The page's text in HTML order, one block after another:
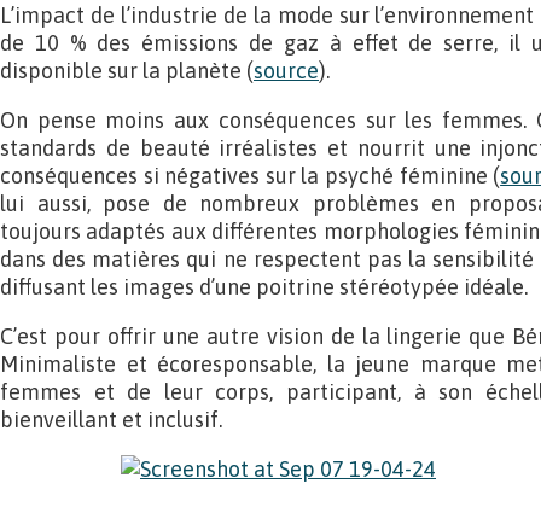
L’impact de l’industrie de la mode sur
de 10 % des émissions de gaz à effet de serre, il
disponible sur la planète (source).
On pense moins aux conséquences sur les
standards de beauté irréalistes et nourrit une
conséquences si négatives sur la psyché féminine (
lui aussi, pose de nombreux problèmes en
toujours adaptés aux différentes morphologies
dans des matières qui ne respectent pas la
diffusant les images d’une poitrine stéréotypée idéale.
C’est pour offrir une autre vision de la lingerie que
Minimaliste et écoresponsable, la jeune marque
femmes et de leur corps, participant, à son
bienveillant et inclusif.